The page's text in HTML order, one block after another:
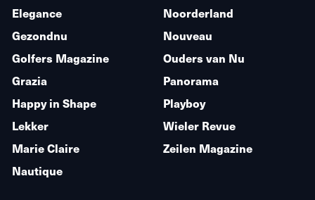
Elegance
Gezondnu
Golfers Magazine
Grazia
Happy in Shape
Lekker
Marie Claire
Nautique
Noorderland
Nouveau
Ouders van Nu
Panorama
Playboy
Wieler Revue
Zeilen Magazine